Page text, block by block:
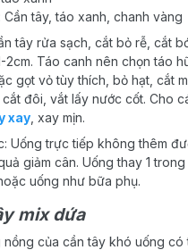
Cần tây, táo xanh, chanh vàng
tây rửa sạch, cắt bỏ rễ, cắt
2cm. Táo canh nên chọn táo
gọt vỏ tùy thích, bỏ hạt, cắt
đôi, vắt lấy nước cốt. Cho
xay , xay mịn.
Uống trực tiếp không thêm
giảm cân. Uống thay 1
uống như bữa phụ.
mix dứa
nồng của cần tây khó uống có